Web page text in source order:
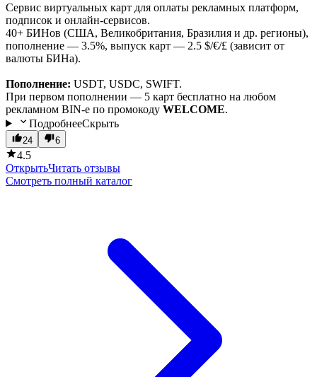
Сервис виртуальных карт для оплаты рекламных платформ,
подписок и онлайн-сервисов.
40+ БИНов (США, Великобритания, Бразилия и др. регионы),
пополнение — 3.5%, выпуск карт — 2.5 $/€/£ (зависит от
валюты БИНа).
Пополнение: USDT, USDC, SWIFT.
При первом пополнении — 5 карт бесплатно на любом
рекламном BIN-е по промокоду WELCOME.
ПодробнееСкрыть
24 6
4.5
ОткрытьЧитать отзывы
Смотреть полный каталог